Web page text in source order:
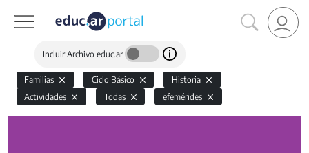
Incluir Archivo educ.ar
Familias Ciclo Básico
Historia
Actividades
Todas efemérides